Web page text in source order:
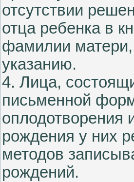
отсутствии
отца ребенка в
фамилии матери,
указанию.
4. Лица,
письменной
оплодотворения
рождения у них
методов
рождений.